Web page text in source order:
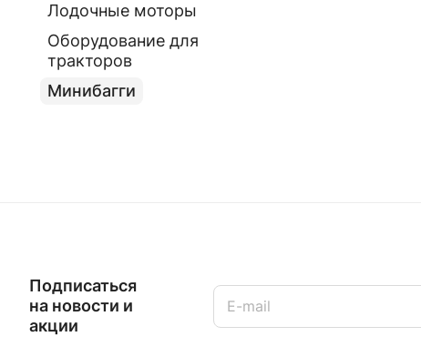
Лодочные моторы
Оборудование для
тракторов
Минибагги
Подписаться
на новости и
акции